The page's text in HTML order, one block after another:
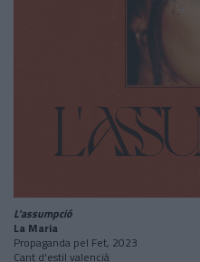
L'assumpció
La Maria
Propaganda pel Fet, 2023
Cant d'estil valencià